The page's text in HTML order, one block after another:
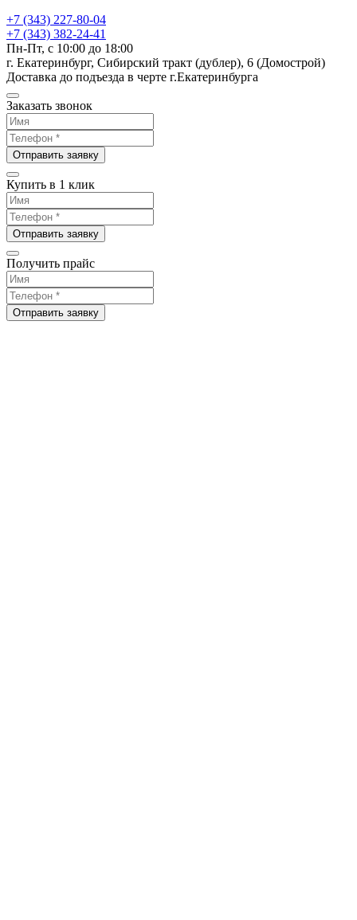
+7 (343) 227-80-04
+7 (343) 382-24-41
Пн-Пт, с 10:00 до 18:00
г. Екатеринбург, Сибирский тракт (дублер), 6 (Домострой)
Доставка до подъезда в черте г.Екатеринбурга
Заказать звонок
Отправить заявку
Купить в 1 клик
Отправить заявку
Получить прайс
Отправить заявку